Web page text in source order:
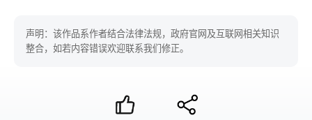
声明：该作品系作者结合法律法规，政府官网及互联网相关知识
整合，如若内容错误欢迎联系我们修正。